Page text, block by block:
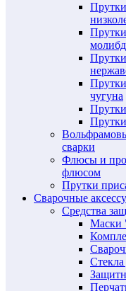
чугуна
сварки
Флюсы и
флюсом
Прутки
Сварочные
Средства
Маски